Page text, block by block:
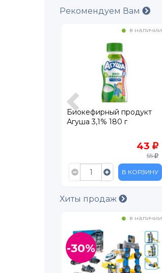
Рекомендуем Вам
в наличии
Биокефирный продукт
Агуша 3,1% 180 г
43
55
В КОРЗИНУ
Хиты продаж
в наличии
-30%